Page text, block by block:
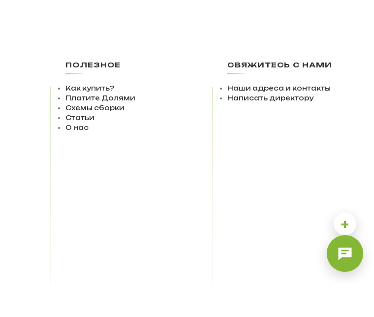
ПОЛЕЗНОЕ
Как купить?
Платите Долями
Схемы сборки
Статьи
О нас
СВЯЖИТЕСЬ С НАМИ
Наши адреса и контакты
Написать директору
+